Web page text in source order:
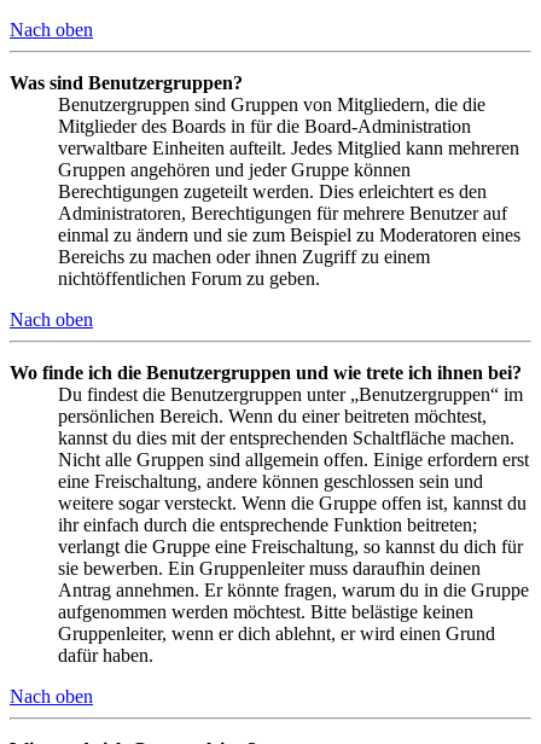
Nach oben
Was sind Benutzergruppen?
Benutzergruppen sind Gruppen von Mitgliedern, die die
Mitglieder des Boards in für die Board-Administration
verwaltbare Einheiten aufteilt. Jedes Mitglied kann mehreren
Gruppen angehören und jeder Gruppe können
Berechtigungen zugeteilt werden. Dies erleichtert es den
Administratoren, Berechtigungen für mehrere Benutzer auf
einmal zu ändern und sie zum Beispiel zu Moderatoren eines
Bereichs zu machen oder ihnen Zugriff zu einem
nichtöffentlichen Forum zu geben.
Nach oben
Wo finde ich die Benutzergruppen und wie trete ich ihnen bei?
Du findest die Benutzergruppen unter „Benutzergruppen“ im
persönlichen Bereich. Wenn du einer beitreten möchtest,
kannst du dies mit der entsprechenden Schaltfläche machen.
Nicht alle Gruppen sind allgemein offen. Einige erfordern erst
eine Freischaltung, andere können geschlossen sein und
weitere sogar versteckt. Wenn die Gruppe offen ist, kannst du
ihr einfach durch die entsprechende Funktion beitreten;
verlangt die Gruppe eine Freischaltung, so kannst du dich für
sie bewerben. Ein Gruppenleiter muss daraufhin deinen
Antrag annehmen. Er könnte fragen, warum du in die Gruppe
aufgenommen werden möchtest. Bitte belästige keinen
Gruppenleiter, wenn er dich ablehnt, er wird einen Grund
dafür haben.
Nach oben